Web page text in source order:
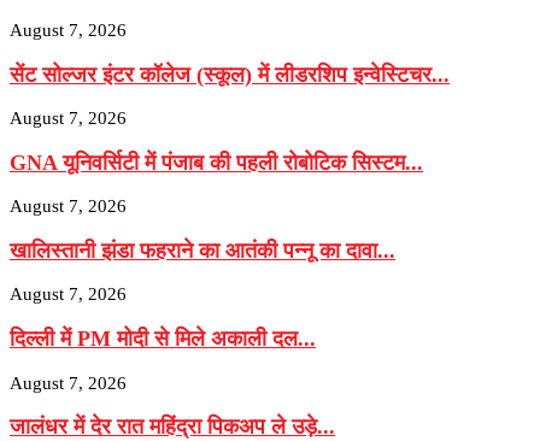
August 7, 2026
सेंट सोल्जर इंटर कॉलेज (स्कूल) में लीडरशिप इन्वेस्टिचर...
August 7, 2026
GNA यूनिवर्सिटी में पंजाब की पहली रोबोटिक सिस्टम...
August 7, 2026
खालिस्तानी झंडा फहराने का आतंकी पन्नू का दावा...
August 7, 2026
दिल्ली में PM मोदी से मिले अकाली दल...
August 7, 2026
जालंधर में देर रात महिंद्रा पिकअप ले उड़े...